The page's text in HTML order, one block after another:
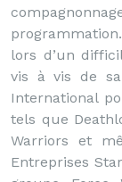
lors d’un
vis à vis de
International
tels que
Warriors et
Entreprises